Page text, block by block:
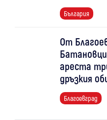
България
От
ареста
дръзкия
Благоевград